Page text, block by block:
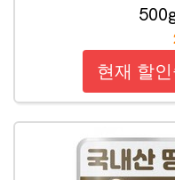
현재 할